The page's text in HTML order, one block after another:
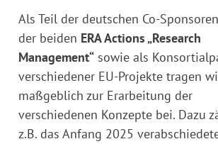
Als Teil der deutschen Co-
der beiden ERA Actions „Research
Management“ sowie als
verschiedener EU-Projekte tragen
maßgeblich zur Erarbeitung der
verschiedenen Konzepte bei. Dazu
z.B. das Anfang 2025